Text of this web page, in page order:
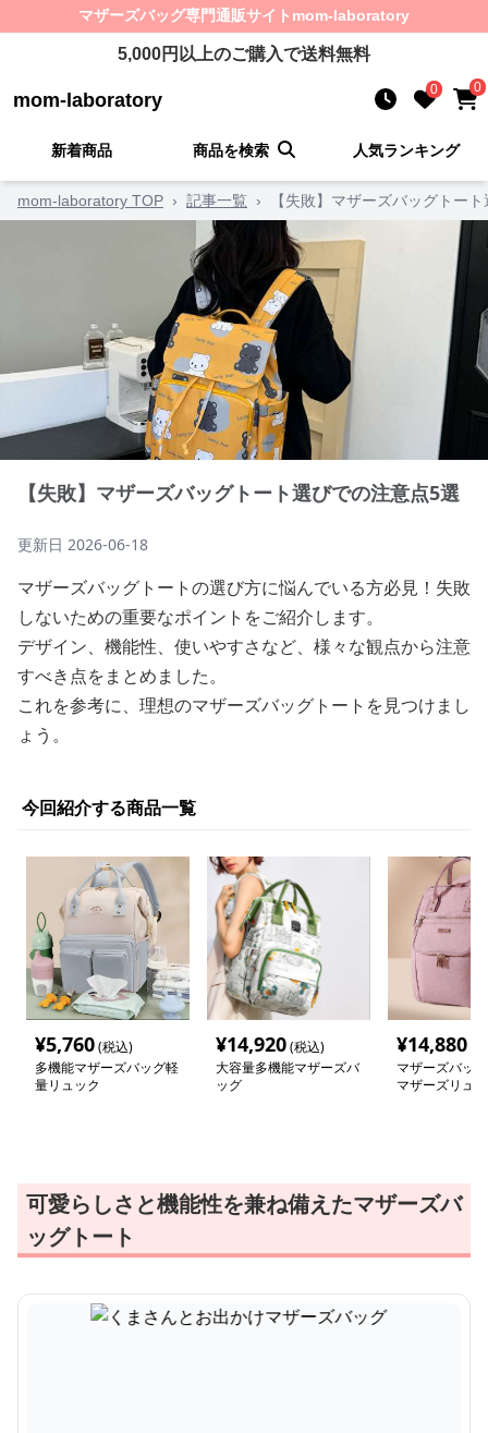
マザーズバッグ専門通販サイト mom-laboratory
5,000円以上のご購入で送料無料
mom-laboratory 0 0
新着商品 商品を検索 人気ランキング
mom-laboratory TOP › 記事一覧 › 【失敗】マザーズバッグトー
【失敗】マザーズバッグトート選びでの注意点5選
更新日 2026-06-18
マザーズバッグトートの選び方に悩んでいる方必見！失敗
しないための重要なポイントをご紹介します。
デザイン、機能性、使いやすさなど、様々な観点から注意
すべき点をまとめました。
これを参考に、理想のマザーズバッグトートを見つけまし
ょう。
今回紹介する商品一覧
¥5,760(税込)
多機能マザーズバッグ軽
量リュック
¥14,920(税込)
大容量多機能マザーズバ
ッグ
¥14,880
マザーズバッ
マザーズリュ
可愛らしさと機能性を兼ね備えたマザーズバ
ッグトート